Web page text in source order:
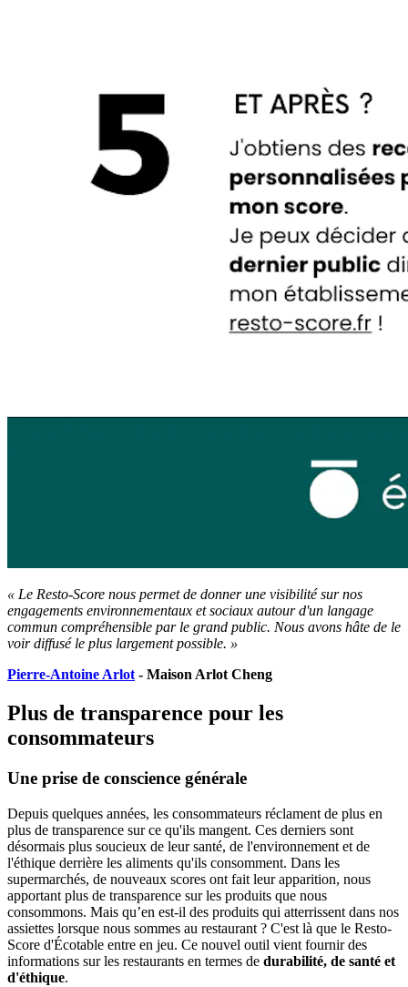
« Le Resto-Score nous permet de donner une visibilité sur nos
engagements environnementaux et sociaux autour d'un langage
commun compréhensible par le grand public. Nous avons hâte de le
voir diffusé le plus largement possible. »
Pierre-Antoine Arlot- Maison Arlot Cheng
Plus de transparence pour les
consommateurs
Une prise de conscience générale
Depuis quelques années, les consommateurs réclament de plus en
plus de transparence sur ce qu'ils mangent. Ces derniers sont
désormais plus soucieux de leur santé, de l'environnement et de
l'éthique derrière les aliments qu'ils consomment. Dans les
supermarchés, de nouveaux scores ont fait leur apparition, nous
apportant plus de transparence sur les produits que nous
consommons. Mais qu’en est-il des produits qui atterrissent dans nos
assiettes lorsque nous sommes au restaurant ? C'est là que le Resto-
Score d'Écotable entre en jeu. Ce nouvel outil vient fournir des
informations sur les restaurants en termes de durabilité, de santé et
d'éthique.